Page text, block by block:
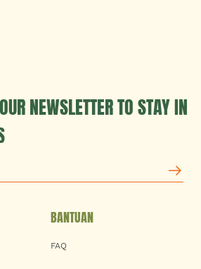
NEWSLETTER TO STAY IN
BANTUAN
FAQ